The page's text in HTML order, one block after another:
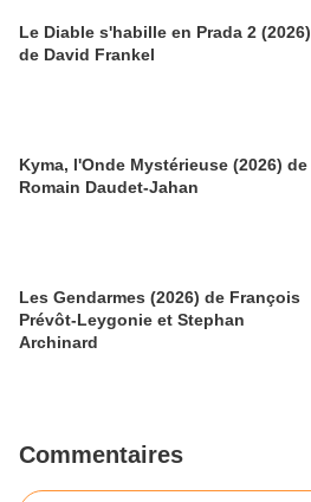
Le Diable s'habille en Prada 2 (2026)
de David Frankel
Kyma, l'Onde Mystérieuse (2026) de
Romain Daudet-Jahan
Les Gendarmes (2026) de François
Prévôt-Leygonie et Stephan
Archinard
Commentaires